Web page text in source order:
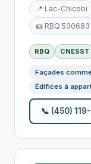
📍 Lac-Chicobi
🪪 RBQ
RBQ CNESST
Façades
Édifices à
📞 (450)